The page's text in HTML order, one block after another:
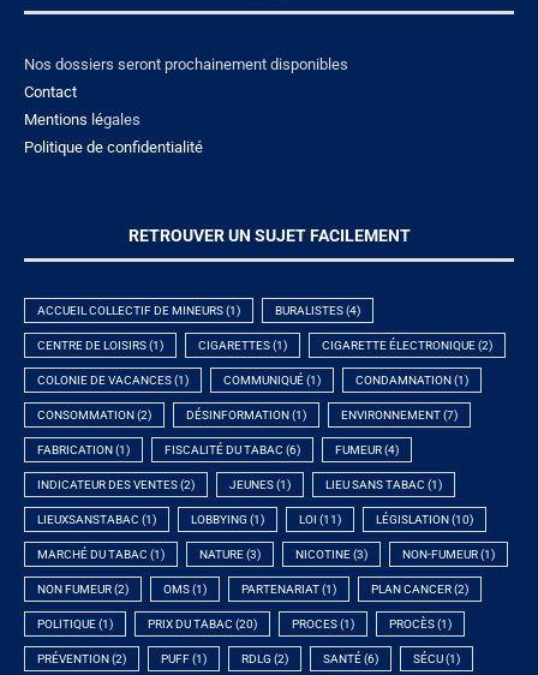
Nos dossiers seront prochainement disponibles
Contact
Mentions légales
Politique de confidentialité
RETROUVER UN SUJET FACILEMENT
ACCUEIL COLLECTIF DE MINEURS(1) BURALISTES(4)
CENTRE DE LOISIRS(1) CIGARETTES(1) CIGARETTE ÉLECTRONIQUE(2)
COLONIE DE VACANCES(1) COMMUNIQUÉ(1) CONDAMNATION (1)
CONSOMMATION (2) DÉSINFORMATION (1) ENVIRONNEMENT(7)
FABRICATION (1) FISCALITÉ DU TABAC (6) FUMEUR(4)
INDICATEUR DES VENTES(2) JEUNES(1) LIEU SANS TABAC (1)
LIEUXSANSTABAC (1) LOBBYING (1) LOI (11) LÉGISLATION (10)
MARCHÉ DU TABAC (1) NATURE(3) NICOTINE(3) NON-FUMEUR(1)
NON FUMEUR(2) OMS(1) PARTENARIAT(1) PLAN CANCER(2)
POLITIQUE(1) PRIX DU TABAC (20) PROCES(1) PROCÈS(1)
PRÉVENTION (2) PUFF(1) RDLG (2) SANTÉ(6) SÉCU(1)